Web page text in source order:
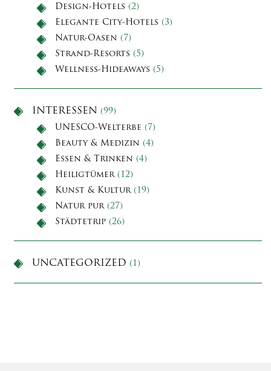
Design-Hotels (2)
Elegante City-Hotels (3)
Natur-Oasen (7)
Strand-Resorts (5)
Wellness-Hideaways (5)
INTERESSEN (99)
UNESCO-Welterbe (7)
Beauty & Medizin (4)
Essen & Trinken (4)
Heiligtümer(12)
Kunst & Kultur(19)
Natur pur(27)
Städtetrip (26)
UNCATEGORIZED (1)